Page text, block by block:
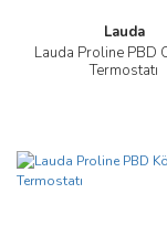
Lauda
Lauda Proline PBD
Termostatı